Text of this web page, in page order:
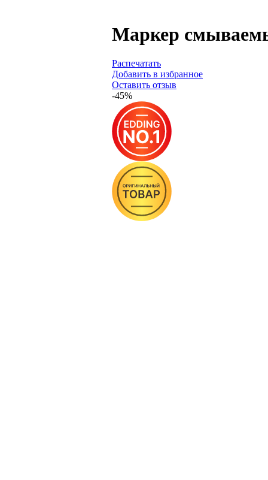
Мaркер
Распечатать
Добавить в избранное
Оставить отзыв
-45%